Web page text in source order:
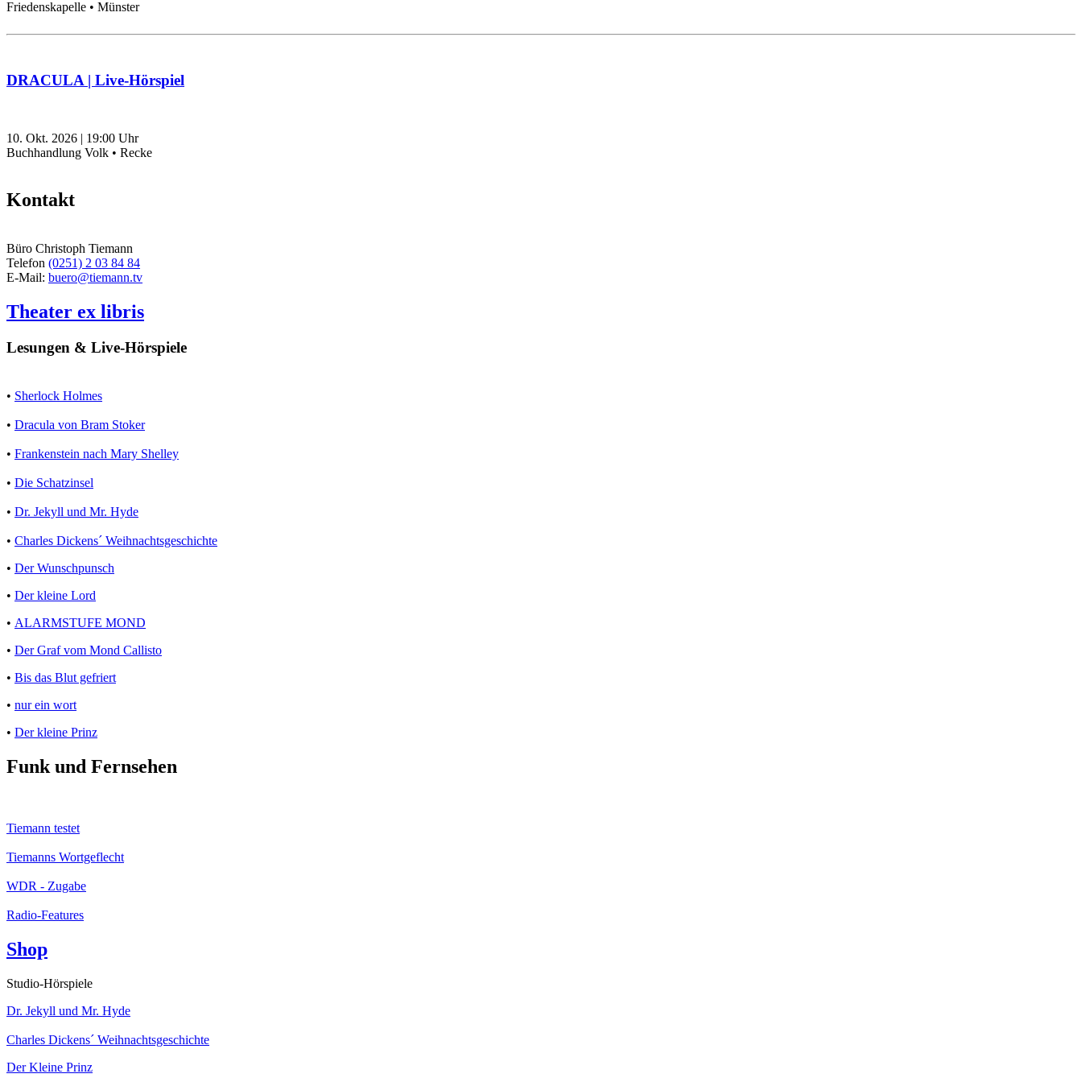
Friedenskapelle • Münster
DRACULA | Live-Hörspiel
10. Okt. 2026 | 19:00 Uhr
Buchhandlung Volk • Recke
Kontakt
Büro Christoph Tiemann
Telefon (0251) 2 03 84 84
E-Mail: buero@tiemann.tv
Theater ex libris
Lesungen & Live-Hörspiele
• Sherlock Holmes
• Dracula von Bram Stoker
• Frankenstein nach Mary Shelley
• Die Schatzinsel
• Dr. Jekyll und Mr. Hyde
• Charles Dickens´ Weihnachtsgeschichte
• Der Wunschpunsch
• Der kleine Lord
• ALARMSTUFE MOND
• Der Graf vom Mond Callisto
• Bis das Blut gefriert
• nur ein wort
• Der kleine Prinz
Funk und Fernsehen
Tiemann testet
Tiemanns Wortgeflecht
WDR - Zugabe
Radio-Features
Shop
Studio-Hörspiele
Dr. Jekyll und Mr. Hyde
Charles Dickens´ Weihnachtsgeschichte
Der Kleine Prinz